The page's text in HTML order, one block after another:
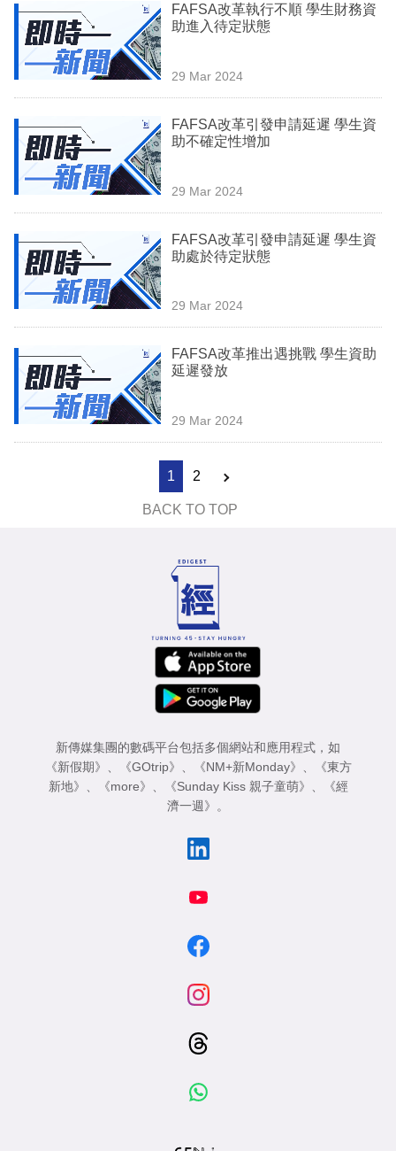
FAFSA改革執行不順 學生財務資
助進入待定狀態
29 Mar 2024
FAFSA改革引發申請延遲 學生資
助不確定性增加
29 Mar 2024
FAFSA改革引發申請延遲 學生資
助處於待定狀態
29 Mar 2024
FAFSA改革推出遇挑戰 學生資助
延遲發放
29 Mar 2024
1 2
BACK TO TOP
新傳媒集團的數碼平台包括多個網站和應用程式，如
《新假期》 、 《GOtrip》 、 《NM+新Monday》 、
《東方
新地》 、 《more》 、 《Sunday Kiss 親子童萌》 、
《經
濟一週》 。